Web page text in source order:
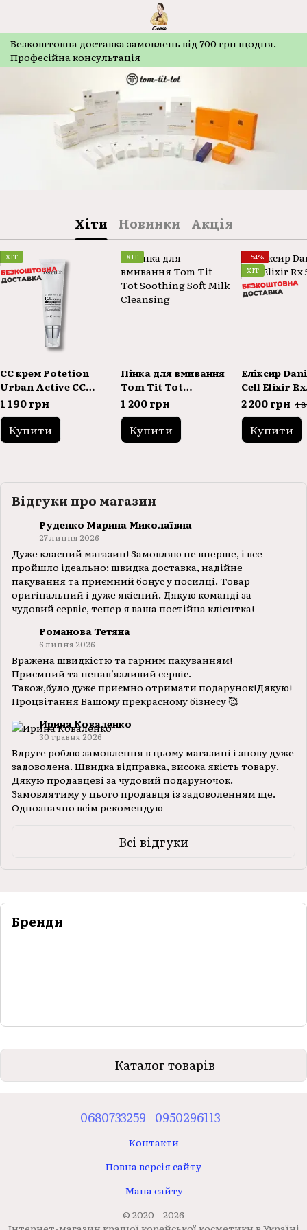
Безкоштовнa доставка замовлень від 700 грн щодня.
Професійна консультація
Хіти Новинки Акція
ХІТ
CC крем Potetion
Urban Active CC
Cream 50ml
1 190 грн
Купити
ХІТ
Пінка для вмивання
Tom Tit Tot
Soothing Soft Milk
Cleansing
1 200 грн
Купити
−54%
ХІТ
Еліксир
Cell Elixir Rx
5ml*2pcs
2 200 грн 4
Купити
Відгуки про магазин
Руденко Марина Миколаївна
27 липня 2026
Дуже класний магазин! Замовляю не вперше, і все
пройшло ідеально: швидка доставка, надійне
пакування та приємний бонус у посилці. Товар
оригінальний і дуже якісний. Дякую команді за
чудовий сервіс, тепер я ваша постійна клієнтка!
Романова Тетяна
6 липня 2026
Вражена швидкістю та гарним пакуванням!
Приємний та ненавʼязливий сервіс.
Також,було дуже приємно отримати подарунок!Дякую!
Процвітання Вашому прекрасному бізнесу 🥰
Ирина Коваленко
30 травня 2026
Вдруге роблю замовлення в цьому магазині і знову дуже
задоволена. Швидка відправка, висока якість товару.
Дякую продавцеві за чудовий подаруночок.
Замовлятиму у цього продавця із задоволенням ще.
Однозначно всім рекомендую
Всі відгуки
Бренди
Каталог товарів
0680733259 0950296113
Контакти
Повна версія сайту
Мапа сайту
© 2020—2026